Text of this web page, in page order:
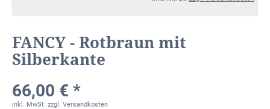
FANCY - Rotbraun mit
Silberkante
66,00 € *
inkl. MwSt. zzgl. Versandkosten